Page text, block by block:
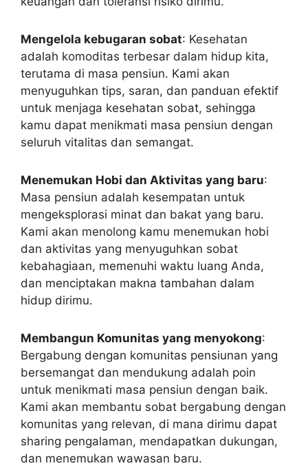
Mengelola kebugaran sobat: Kesehatan
adalah komoditas terbesar dalam hidup kita,
terutama di masa pensiun. Kami akan
menyuguhkan tips, saran, dan panduan efektif
untuk menjaga kesehatan sobat, sehingga
kamu dapat menikmati masa pensiun dengan
seluruh vitalitas dan semangat.
Menemukan Hobi dan Aktivitas yang baru:
Masa pensiun adalah kesempatan untuk
mengeksplorasi minat dan bakat yang baru.
Kami akan menolong kamu menemukan hobi
dan aktivitas yang menyuguhkan sobat
kebahagiaan, memenuhi waktu luang Anda,
dan menciptakan makna tambahan dalam
hidup dirimu.
Membangun Komunitas yang menyokong:
Bergabung dengan komunitas pensiunan yang
bersemangat dan mendukung adalah poin
untuk menikmati masa pensiun dengan baik.
Kami akan membantu sobat bergabung dengan
komunitas yang relevan, di mana dirimu dapat
sharing pengalaman, mendapatkan dukungan,
dan menemukan wawasan baru.